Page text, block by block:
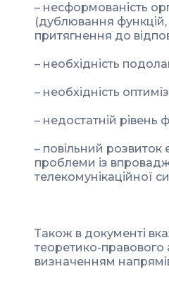
– несформованість
(дублювання функцій,
притягнення до
– необхідність
– необхідність
– недостатній рівень
– повільний розвиток
проблеми із
телекомунікаційної
Також в документі
теоретико-правового
визначенням